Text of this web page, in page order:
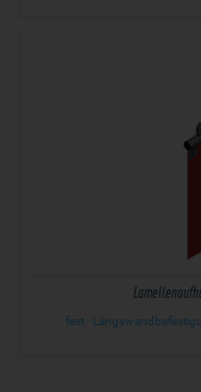
fest ·